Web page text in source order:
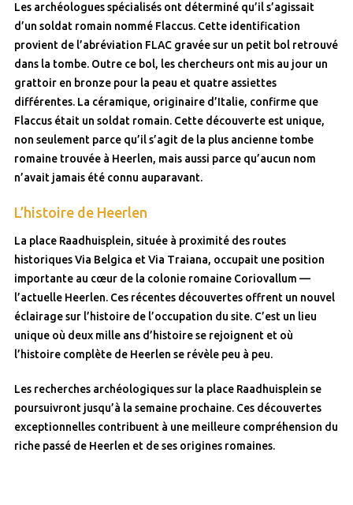
Les archéologues spécialisés ont déterminé qu’il s’agissait
d’un soldat romain nommé Flaccus. Cette identification
provient de l’abréviation FLAC gravée sur un petit bol retrouvé
dans la tombe. Outre ce bol, les chercheurs ont mis au jour un
grattoir en bronze pour la peau et quatre assiettes
différentes. La céramique, originaire d’Italie, confirme que
Flaccus était un soldat romain. Cette découverte est unique,
non seulement parce qu’il s’agit de la plus ancienne tombe
romaine trouvée à Heerlen, mais aussi parce qu’aucun nom
n’avait jamais été connu auparavant.
L’histoire de Heerlen
La place Raadhuisplein, située à proximité des routes
historiques Via Belgica et Via Traiana, occupait une position
importante au cœur de la colonie romaine Coriovallum —
l’actuelle Heerlen. Ces récentes découvertes offrent un nouvel
éclairage sur l’histoire de l’occupation du site. C’est un lieu
unique où deux mille ans d’histoire se rejoignent et où
l’histoire complète de Heerlen se révèle peu à peu.
Les recherches archéologiques sur la place Raadhuisplein se
poursuivront jusqu’à la semaine prochaine. Ces découvertes
exceptionnelles contribuent à une meilleure compréhension du
riche passé de Heerlen et de ses origines romaines.